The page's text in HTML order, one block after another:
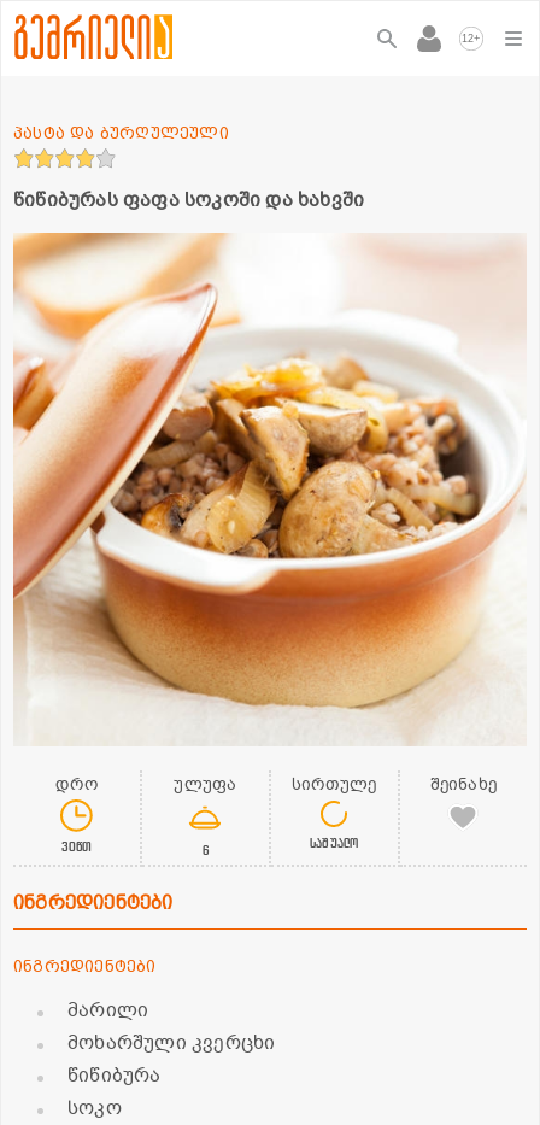
12+
წიწიბურას ფაფა სოკოში და ხახვში
პასტა და ბურღულეული
დრო
30წთ
ულუფა
6
სირთულე
საშუალო
შეინახე
ინგრედიენტები
ინგრედიენტები
მარილი
მოხარშული კვერცხი
წიწიბურა
სოკო